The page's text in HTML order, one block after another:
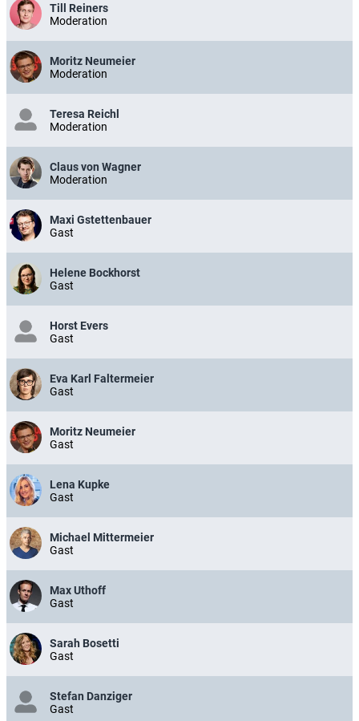
Till Reiners
Moderation
Moritz Neumeier
Moderation
Teresa Reichl
Moderation
Claus von Wagner
Moderation
Maxi Gstettenbauer
Gast
Helene Bockhorst
Gast
Horst Evers
Gast
Eva Karl Faltermeier
Gast
Moritz Neumeier
Gast
Lena Kupke
Gast
Michael Mittermeier
Gast
Max Uthoff
Gast
Sarah Bosetti
Gast
Stefan Danziger
Gast